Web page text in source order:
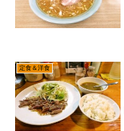
定食＆洋食